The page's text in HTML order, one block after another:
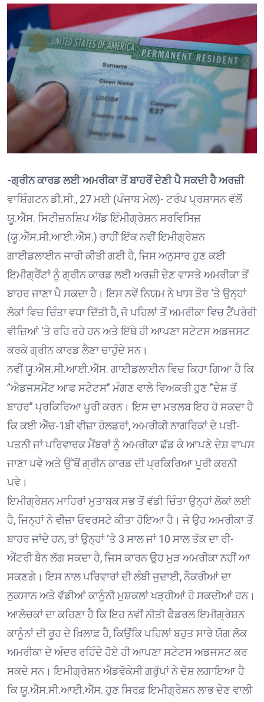
-ਗ੍ਰੀਨ ਕਾਰਡ ਲਈ ਅਮਰੀਕਾ ਤੋਂ ਬਾਹਰੋਂ ਦੇਣੀ ਪੈ ਸਕਦੀ ਹੈ ਅਰਜ਼ੀ
ਵਾਸ਼ਿੰਗਟਨ ਡੀ.ਸੀ., 27 ਮਈ (ਪੰਜਾਬ ਮੇਲ)- ਟਰੰਪ ਪ੍ਰਸ਼ਾਸਨ ਵੱਲੋਂ
ਯੂ.ਐੱਸ. ਸਿਟੀਜ਼ਨਸ਼ਿਪ ਐਂਡ ਇੰਮੀਗ੍ਰੇਸ਼ਨ ਸਰਵਿਸਿਜ਼
(ਯੂ.ਐੱਸ.ਸੀ.ਆਈ.ਐੱਸ.) ਰਾਹੀਂ ਇੱਕ ਨਵੀਂ ਇਮੀਗ੍ਰੇਸ਼ਨ
ਗਾਈਡਲਾਈਨ ਜਾਰੀ ਕੀਤੀ ਗਈ ਹੈ, ਜਿਸ ਅਨੁਸਾਰ ਹੁਣ ਕਈ
ਇਮੀਗ੍ਰੈਂਟਾਂ ਨੂੰ ਗ੍ਰੀਨ ਕਾਰਡ ਲਈ ਅਰਜ਼ੀ ਦੇਣ ਵਾਸਤੇ ਅਮਰੀਕਾ ਤੋਂ
ਬਾਹਰ ਜਾਣਾ ਪੈ ਸਕਦਾ ਹੈ। ਇਸ ਨਵੇਂ ਨਿਯਮ ਨੇ ਖਾਸ ਤੌਰ ‘ਤੇ ਉਨ੍ਹਾਂ
ਲੋਕਾਂ ਵਿਚ ਚਿੰਤਾ ਵਧਾ ਦਿੱਤੀ ਹੈ, ਜੋ ਪਹਿਲਾਂ ਤੋਂ ਅਮਰੀਕਾ ਵਿਚ ਟੈਂਪਰੇਰੀ
ਵੀਜ਼ਿਆਂ ‘ਤੇ ਰਹਿ ਰਹੇ ਹਨ ਅਤੇ ਇੱਥੇ ਹੀ ਆਪਣਾ ਸਟੇਟਸ ਅਡਜਸਟ
ਕਰਕੇ ਗ੍ਰੀਨ ਕਾਰਡ ਲੈਣਾ ਚਾਹੁੰਦੇ ਸਨ।
ਨਵੀਂ ਯੂ.ਐੱਸ.ਸੀ.ਆਈ.ਐੱਸ. ਗਾਈਡਲਾਈਨ ਵਿਚ ਕਿਹਾ ਗਿਆ ਹੈ ਕਿ
”ਐਡਜਸਮੈਂਟ ਆਫ ਸਟੇਟਸ” ਮੰਗਣ ਵਾਲੇ ਵਿਅਕਤੀ ਹੁਣ ”ਦੇਸ਼ ਤੋਂ
ਬਾਹਰ” ਪ੍ਰਕਿਰਿਆ ਪੂਰੀ ਕਰਨ। ਇਸ ਦਾ ਮਤਲਬ ਇਹ ਹੋ ਸਕਦਾ ਹੈ
ਕਿ ਕਈ ਐੱਚ-1ਬੀ ਵੀਜ਼ਾ ਹੋਲਡਰਾਂ, ਅਮਰੀਕੀ ਨਾਗਰਿਕਾਂ ਦੇ ਪਤੀ-
ਪਤਨੀ ਜਾਂ ਪਰਿਵਾਰਕ ਮੈਂਬਰਾਂ ਨੂੰ ਅਮਰੀਕਾ ਛੱਡ ਕੇ ਆਪਣੇ ਦੇਸ਼ ਵਾਪਸ
ਜਾਣਾ ਪਵੇ ਅਤੇ ਉੱਥੋਂ ਗ੍ਰੀਨ ਕਾਰਡ ਦੀ ਪ੍ਰਕਿਰਿਆ ਪੂਰੀ ਕਰਨੀ
ਪਵੇ।
ਇਮੀਗ੍ਰੇਸ਼ਨ ਮਾਹਿਰਾਂ ਮੁਤਾਬਕ ਸਭ ਤੋਂ ਵੱਡੀ ਚਿੰਤਾ ਉਨ੍ਹਾਂ ਲੋਕਾਂ ਲਈ
ਹੈ, ਜਿਨ੍ਹਾਂ ਨੇ ਵੀਜ਼ਾ ਓਵਰਸਟੇ ਕੀਤਾ ਹੋਇਆ ਹੈ। ਜੇ ਉਹ ਅਮਰੀਕਾ ਤੋਂ
ਬਾਹਰ ਜਾਂਦੇ ਹਨ, ਤਾਂ ਉਨ੍ਹਾਂ ‘ਤੇ 3 ਸਾਲ ਜਾਂ 10 ਸਾਲ ਤੱਕ ਦਾ ਰੀ-
ਐਂਟਰੀ ਬੈਨ ਲੱਗ ਸਕਦਾ ਹੈ, ਜਿਸ ਕਾਰਨ ਉਹ ਮੁੜ ਅਮਰੀਕਾ ਨਹੀਂ ਆ
ਸਕਣਗੇ। ਇਸ ਨਾਲ ਪਰਿਵਾਰਾਂ ਦੀ ਲੰਬੀ ਜੁਦਾਈ, ਨੌਕਰੀਆਂ ਦਾ
ਨੁਕਸਾਨ ਅਤੇ ਵੱਡੀਆਂ ਕਾਨੂੰਨੀ ਮੁਸ਼ਕਲਾਂ ਖੜ੍ਹੀਆਂ ਹੋ ਸਕਦੀਆਂ ਹਨ।
ਆਲੋਚਕਾਂ ਦਾ ਕਹਿਣਾ ਹੈ ਕਿ ਇਹ ਨਵੀਂ ਨੀਤੀ ਫੈਡਰਲ ਇਮੀਗ੍ਰੇਸ਼ਨ
ਕਾਨੂੰਨਾਂ ਦੀ ਰੂਹ ਦੇ ਖ਼ਿਲਾਫ਼ ਹੈ, ਕਿਉਂਕਿ ਪਹਿਲਾਂ ਬਹੁਤ ਸਾਰੇ ਯੋਗ ਲੋਕ
ਅਮਰੀਕਾ ਦੇ ਅੰਦਰ ਰਹਿੰਦੇ ਹੋਏ ਹੀ ਆਪਣਾ ਸਟੇਟਸ ਅਡਜਸਟ ਕਰ
ਸਕਦੇ ਸਨ। ਇਮੀਗ੍ਰੇਸ਼ਨ ਐਡਵੋਕੇਸੀ ਗਰੁੱਪਾਂ ਨੇ ਦੋਸ਼ ਲਗਾਇਆ ਹੈ
ਕਿ ਯੂ.ਐੱਸ.ਸੀ.ਆਈ.ਐੱਸ. ਹੁਣ ਸਿਰਫ਼ ਇਮੀਗ੍ਰੇਸ਼ਨ ਲਾਭ ਦੇਣ ਵਾਲੀ